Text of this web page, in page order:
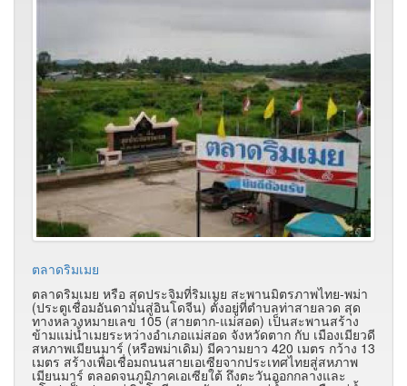
ตลาดริมเมย
ตลาดริมเมย หรือ สุดประจิมที่ริมเมย สะพานมิตรภาพไทย-พม่า
(ประตูเชื่อมอันดามันสู่อินโดจีน) ตั้งอยู่ที่ตำบลท่าสายลวด สุด
ทางหลวงหมายเลข 105 (สายตาก-แม่สอด) เป็นสะพานสร้าง
ข้ามแม่น้ำเมยระหว่างอำเภอแม่สอด จังหวัดตาก กับ เมืองเมียวดี
สหภาพเมียนมาร์ (หรือพม่าเดิม) มีความยาว 420 เมตร กว้าง 13
เมตร สร้างเพื่อเชื่อมถนนสายเอเซียจากประเทศไทยสู่สหภาพ
เมียนมาร์ ตลอดจนภูมิภาคเอเซียใต้ ถึงตะวันออกกลางและ